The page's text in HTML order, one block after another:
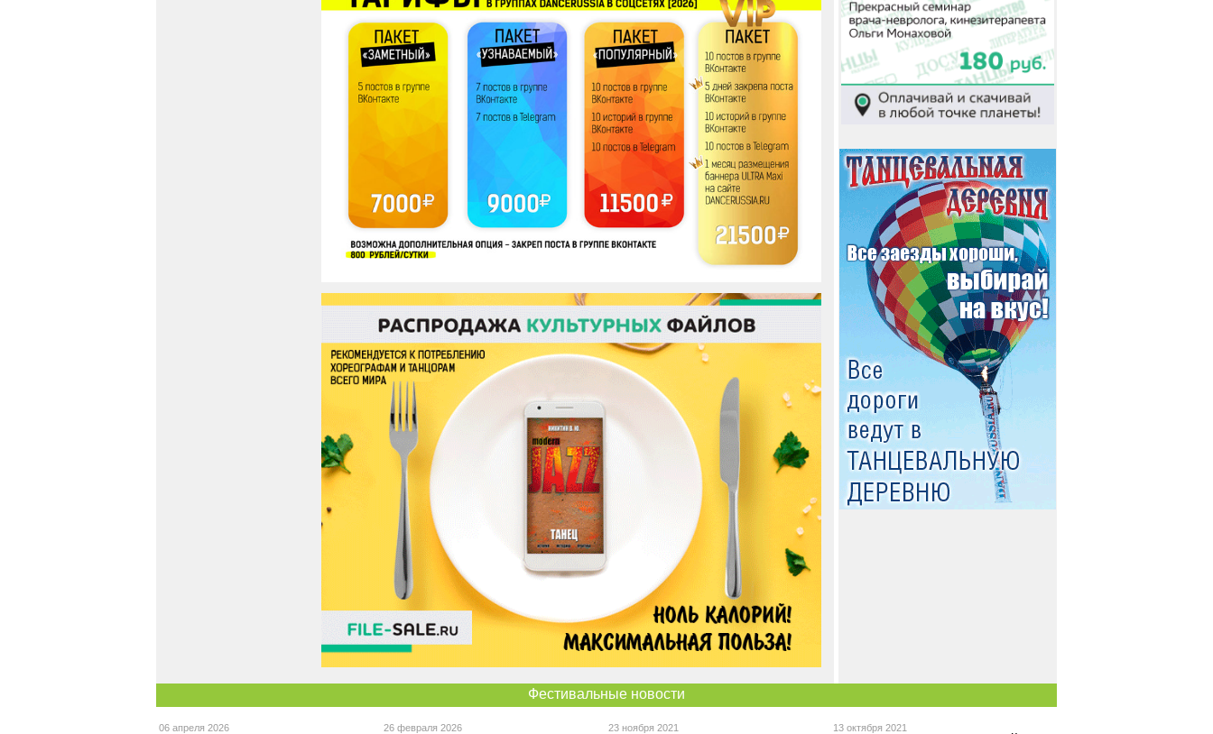
Фестивальные новости
06 апреля 2026 26 февраля 2026 23 ноября 2021 13 октября 2021